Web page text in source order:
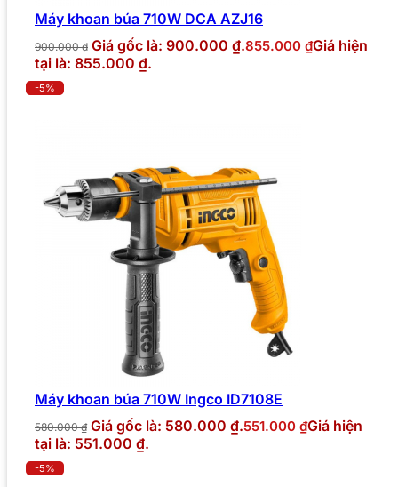
Máy khoan búa 710W DCA AZJ16
900.000₫ Giá gốc là: 900.000 ₫.855.000 ₫Giá hiện
tại là: 855.000 ₫.
-5%
Máy khoan búa 710W Ingco ID7108E
580.000₫ Giá gốc là: 580.000 ₫.551.000 ₫Giá hiện
tại là: 551.000 ₫.
-5%